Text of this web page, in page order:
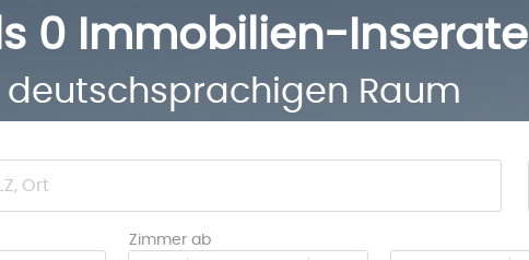
0 Immobilien-Inserate
Raum
Zimmer ab